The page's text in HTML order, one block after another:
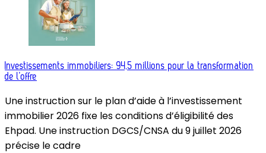
Investissements immobiliers: 94,5 millions pour la transformation
de l’offre
Une instruction sur le plan d’aide à l’investissement
immobilier 2026 fixe les conditions d’éligibilité des
Ehpad. Une instruction DGCS/CNSA du 9 juillet 2026
précise le cadre